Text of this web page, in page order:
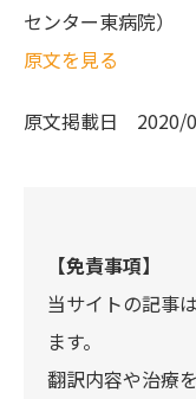
センター東病院）
原文を見る
原文掲載日 2020/
【免責事項】
当サイトの記事
ます。
翻訳内容や治療